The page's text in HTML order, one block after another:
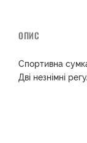
ОПИС
Спортивна
Дві незнімні